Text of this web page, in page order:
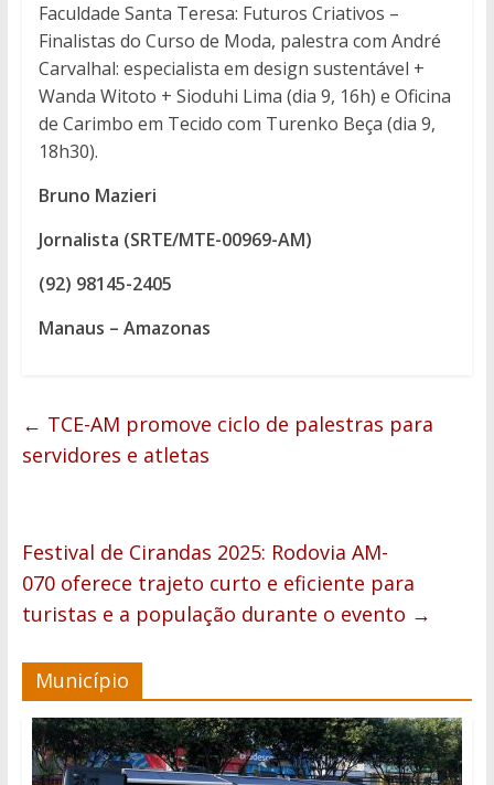
Faculdade Santa Teresa: Futuros Criativos –
Finalistas do Curso de Moda, palestra com André
Carvalhal: especialista em design sustentável +
Wanda Witoto + Sioduhi Lima (dia 9, 16h) e Oficina
de Carimbo em Tecido com Turenko Beça (dia 9,
18h30).
Bruno Mazieri
Jornalista (SRTE/MTE-00969-AM)
(92) 98145-2405
Manaus – Amazonas
← TCE-AM promove ciclo de palestras para
servidores e atletas
Festival de Cirandas 2025: Rodovia AM-
070 oferece trajeto curto e eficiente para
turistas e a população durante o evento →
Município